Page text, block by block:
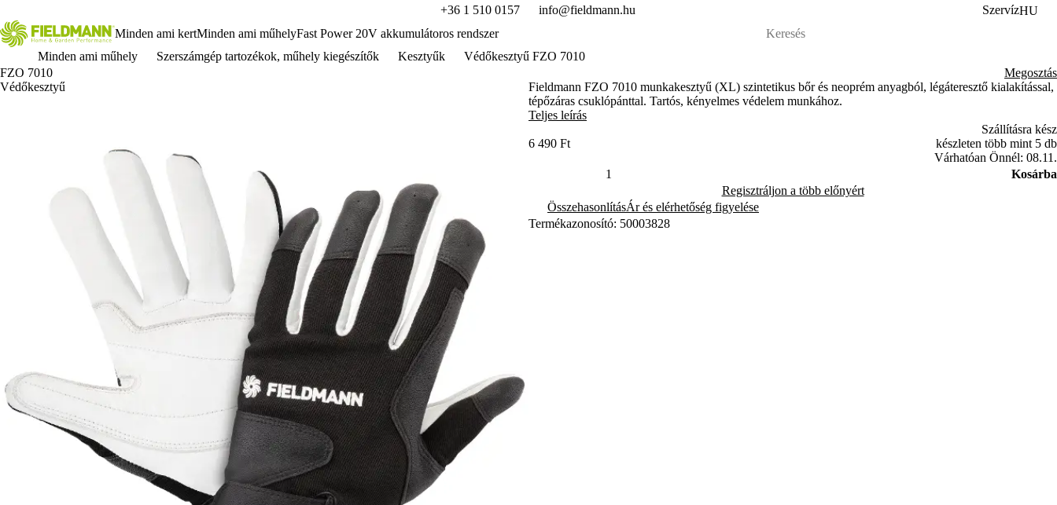
+36 1 510 0157 info@fieldmann.hu SzervízHU
Minden ami kertMinden ami műhelyFast Power 20V akkumulátoros rendszer
Minden ami műhely
Szerszámgép tartozékok, műhely kiegészítők Kesztyűk
Védőkesztyű FZO 7010
FZO 7010
Védőkesztyű
Megosztás
Fieldmann FZO 7010 munkakesztyű (XL) szintetikus bőr és neoprém anyagból, légáteresztő kialakítással,
tépőzáras csuklópánttal. Tartós, kényelmes védelem munkához.
Teljes leírás
6 490 Ft
Szállításra kész
készleten több mint 5 db
Várhatóan Önnél: 08.11.
Kosárba
Regisztráljon a több előnyért
ÖsszehasonlításÁr és elérhetőség figyelése
Termékazonosító: 50003828